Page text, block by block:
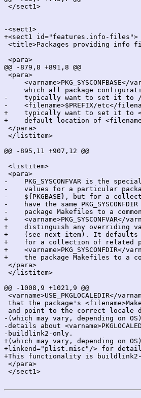
</sect1>
-<sect1>
+<sect1 id="features.info-files">
<title>Packages providing info
<para>
@@ -879,8 +891,8 @@
<para>
<varname>PKG_SYSCONFBASE</
which all package
-    typically want to set it to /
-    <filename>$PREFIX/etc</
+    typically want to set it to
+    default location of
</para>
</listitem>
@@ -895,11 +907,12 @@
<listitem>
<para>
-    PKG_SYSCONFVAR is the
-    values for a particular
-    ${PKGBASE}, but for a
-    have the same
-    package Makefiles to a
+
+    distinguish any overriding
+    (see next item). It defaults to
+    for a collection of related
+
+    the package Makefiles to a
</para>
</listitem>
@@ -1008,9 +1021,9 @@
that the package's
and point to the correct locale
-(which may vary, depending on
-details about
-buildlink2-only.
+(which may vary, depending on
+linkend="plist.misc"/> for details
+This functionality is
</para>
</sect1>